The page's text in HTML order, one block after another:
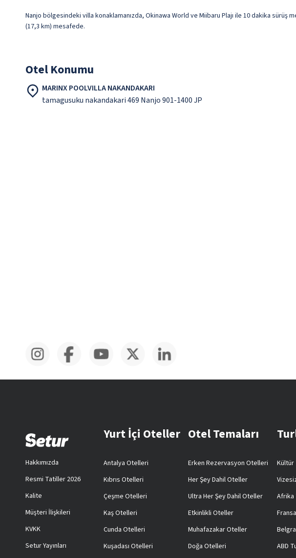
Nanjo bölgesindeki villa konaklamanızda, Okinawa World ve Miibaru Plajı ile 10 dakika sürüş
(17,3 km) mesafede.
Otel Konumu
MARINX POOLVILLA NAKANDAKARI
tamagusuku nakandakari 469 Nanjo 901-1400 JP
Hakkımızda
Resmi Tatiller 2026
Kalite
Müşteri İlişkileri
KVKK
Setur Yayınları
Yurt İçi Oteller
Antalya Otelleri
Kıbrıs Otelleri
Çeşme Otelleri
Kaş Otelleri
Cunda Otelleri
Kuşadası Otelleri
Otel Temaları
Erken Rezervasyon Otelleri
Her Şey Dahil Oteller
Ultra Her Şey Dahil Oteller
Etkinlikli Oteller
Muhafazakar Oteller
Doğa Otelleri
Kültür
Afrika
ABD